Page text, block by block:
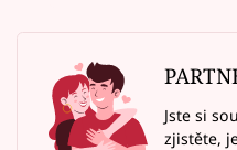
Jste si
zjistěte,